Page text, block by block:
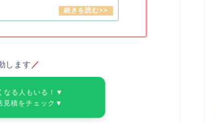
します ／
なる人もいる！▼
見積をチェック▼